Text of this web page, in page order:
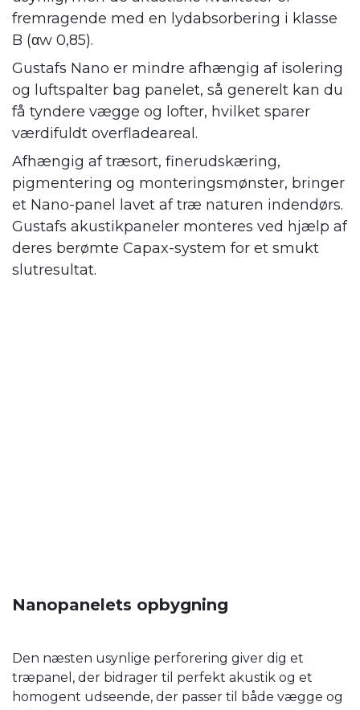
fremragende med en lydabsorbering i klasse
B (αw 0,85).
Gustafs Nano er mindre afhængig af isolering
og luftspalter bag panelet, så generelt kan du
få tyndere vægge og lofter, hvilket sparer
værdifuldt overfladeareal.
Afhængig af træsort, finerudskæring,
pigmentering og monteringsmønster, bringer
et Nano-panel lavet af træ naturen indendørs.
Gustafs akustikpaneler monteres ved hjælp af
deres berømte Capax-system for et smukt
slutresultat.
Nanopanelets opbygning
Den næsten usynlige perforering giver dig et
træpanel, der bidrager til perfekt akustik og et
homogent udseende, der passer til både vægge og